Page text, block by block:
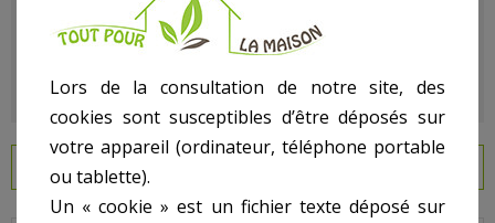
EN SAVOIR PLUS
Lors de la consultation de notre site, des
cookies sont susceptibles d’être déposés sur
votre appareil (ordinateur, téléphone portable
ou tablette).
Un « cookie » est un fichier texte déposé sur